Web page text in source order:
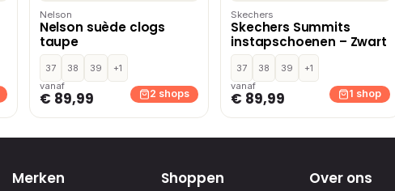
Nelson
Nelson suède clogs
taupe
37 38 39
+1
vanaf
€ 89,99 2 shops
Skechers
Skechers Summits
instapschoenen – Zwart
37 38 39
+1
vanaf
€ 89,99 1 shop
Merken Shoppen Over ons